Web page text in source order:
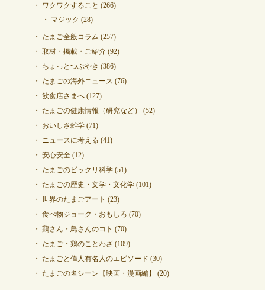
ワクワクすること (266)
マジック (28)
たまご全般コラム (257)
取材・掲載・ご紹介(92)
ちょっとつぶやき (386)
たまごの海外ニュース (76)
飲食店さまへ(127)
たまごの健康情報（研究など）
(52)
おいしさ雑学(71)
ニュースに考える (41)
安心安全(12)
たまごのビックリ科学(51)
たまごの歴史・文学・文化学(101)
世界のたまごアート (23)
食べ物ジョーク・おもしろ (70)
鶏さん・鳥さんのコト (70)
たまご・鶏のことわざ(109)
たまごと偉人有名人のエピソード (30)
たまごの名シーン【映画・漫画編】
(20)